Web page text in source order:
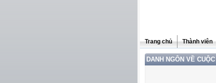
Trang chủ Thành viên
DANH NGÔN VỀ